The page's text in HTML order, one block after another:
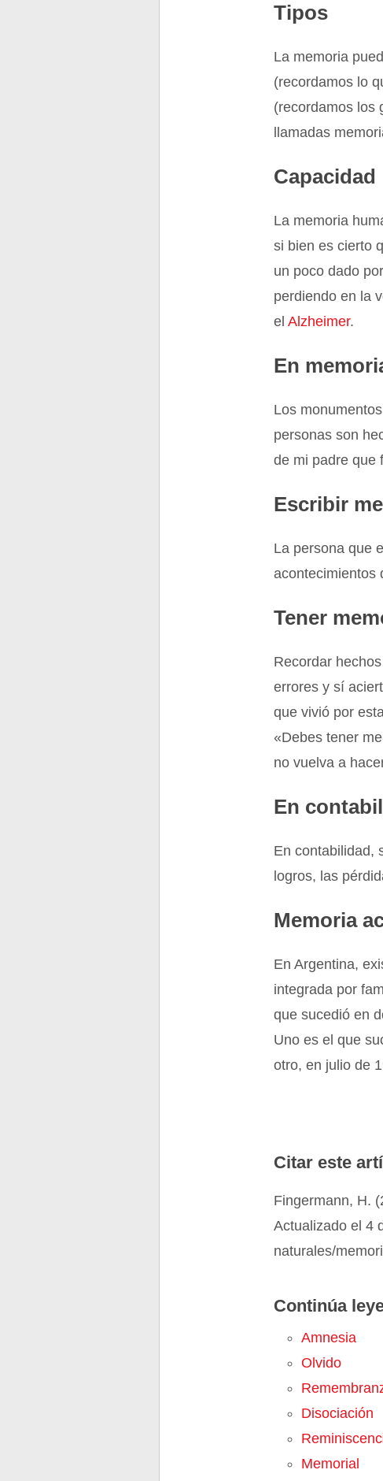
Tipos
La memoria
(recordamos lo
(recordamos los
llamadas
Capacidad
La memoria
si bien es cierto
un poco dado
perdiendo en la
el Alzheimer.
En
Los
personas son
de mi padre que
Escribir
La persona que
acontecimientos
Tener
Recordar
errores y sí
que vivió por
«Debes tener
no vuelva a
En
En contabilidad,
logros, las
Memoria
En Argentina,
integrada por
que sucedió en
Uno es el que
otro, en julio de
Citar este
Fingermann, H.
Actualizado el 4
naturales/
Continúa
Amnesia
Olvido
Disociación
Memorial